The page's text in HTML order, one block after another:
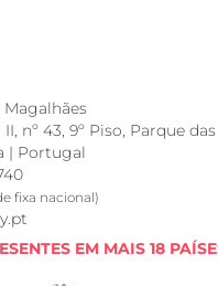
nº 43, 9º Piso, Parque
| Portugal
fixa nacional)
EM MAIS 18